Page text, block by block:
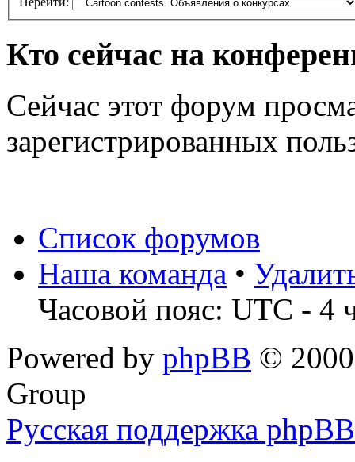
Кто сейчас на
Сейчас этот форум
зарегистрированных
Список форумов
Наша команда •
Часовой пояс: UTC - 4
Powered by phpBB ©
Group
Русская поддержка phpBB